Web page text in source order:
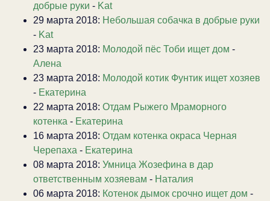
добрые руки - Kat
29 марта 2018: Небольшая собачка в добрые руки
- Kat
23 марта 2018: Молодой пёс Тоби ищет дом -
Алена
23 марта 2018: Молодой котик Фунтик ищет хозяев
- Екатерина
22 марта 2018: Отдам Рыжего Мраморного
котенка - Екатерина
16 марта 2018: Отдам котенка окраса Черная
Черепаха - Екатерина
08 марта 2018: Умница Жозефина в дар
ответственным хозяевам - Наталия
06 марта 2018: Котенок дымок срочно ищет дом -